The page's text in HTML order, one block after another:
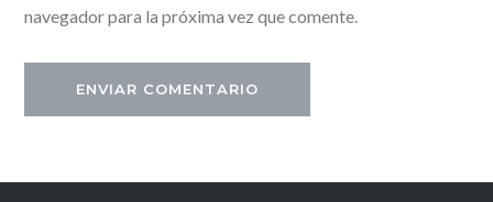
navegador para la próxima vez que comente.